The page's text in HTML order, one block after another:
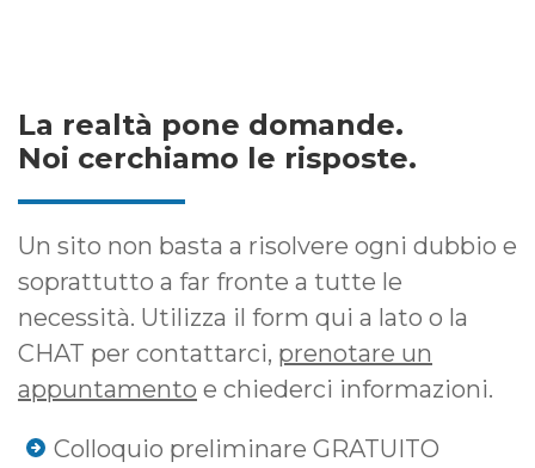
La realtà pone domande.
Noi cerchiamo le risposte.
Un sito non basta a risolvere ogni dubbio e
soprattutto a far fronte a tutte le
necessità. Utilizza il form qui a lato o la
CHAT per contattarci, prenotare un
appuntamento e chiederci informazioni.
Colloquio preliminare GRATUITO